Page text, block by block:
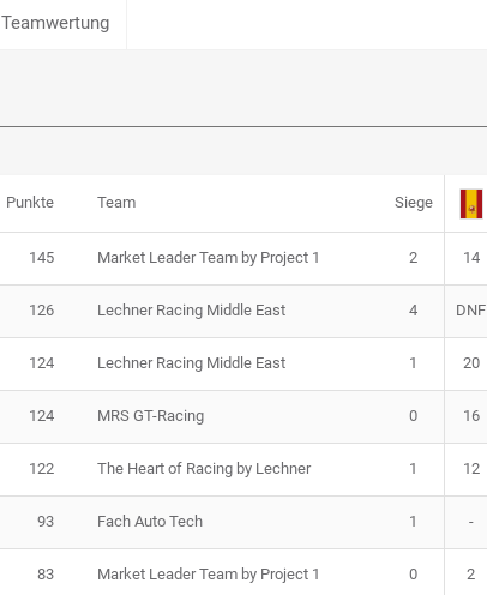
Teamwertung
Punkte Team Siege
145 Market Leader Team by Project 1 2 14
126 Lechner Racing Middle East 4 DNF
124 Lechner Racing Middle East 1 20
124 MRS GT-Racing 0 16
122 The Heart of Racing by Lechner 1 12
93 Fach Auto Tech 1 -
83 Market Leader Team by Project 1 0 2